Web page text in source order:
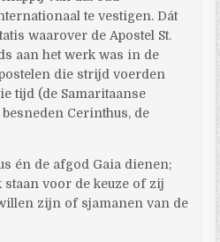
te vestigen. Dát
waarover de Apostel St.
aan het werk was in de
die strijd voerden
tijd (de Samaritaanse
Cerinthus, de
én de afgod Gaia dienen;
staan voor de keuze of zij
zijn of sjamanen van de